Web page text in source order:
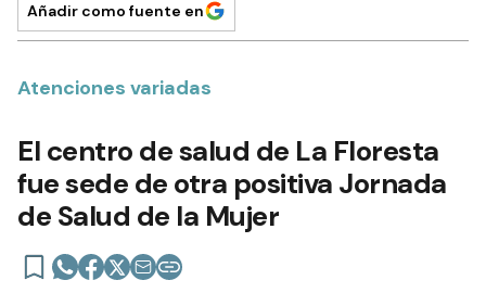
Añadir como fuente en
Atenciones variadas
El centro de salud de La Floresta
fue sede de otra positiva Jornada
de Salud de la Mujer